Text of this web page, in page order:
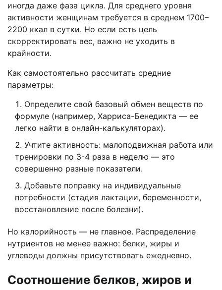
иногда даже фаза цикла. Для среднего уровня
активности женщинам требуется в среднем 1700–
2200 ккал в сутки. Но если есть цель
скорректировать вес, важно не уходить в
крайности.
Как самостоятельно рассчитать средние
параметры:
Определите свой базовый обмен веществ по
формуле (например, Харриса-Бенедикта — ее
легко найти в онлайн-калькуляторах).
Учтите активность: малоподвижная работа или
тренировки по 3-4 раза в неделю — это
совершенно разные показатели.
Добавьте поправку на индивидуальные
потребности (стадия лактации, беременности,
восстановление после болезни).
Но калорийность — не главное. Распределение
нутриентов не менее важно: белки, жиры и
углеводы должны присутствовать ежедневно.
Соотношение белков, жиров и